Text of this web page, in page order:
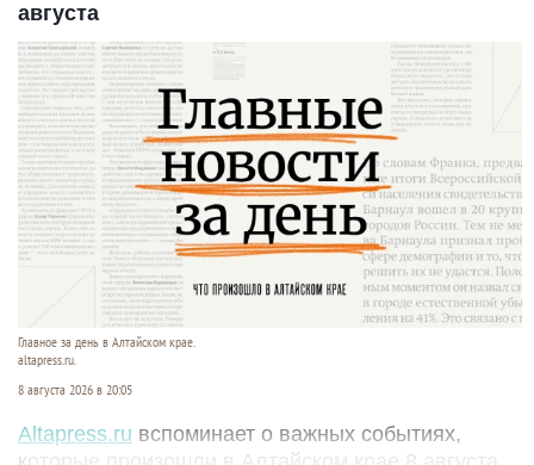
августа
Главное за день в Алтайском крае.
altapress.ru.
8 августа 2026 в 20:05
Altapress.ru вспоминает о важных событиях,